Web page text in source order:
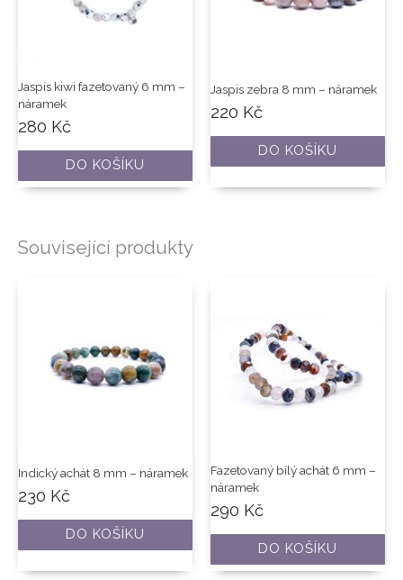
Jaspis kiwi fazetovaný 6 mm –
náramek
280 Kč
DO KOŠÍKU
Jaspis zebra 8 mm – náramek
220 Kč
DO KOŠÍKU
Související produkty
Indický achát 8 mm – náramek
230 Kč
DO KOŠÍKU
Fazetovaný bílý achát 6 mm –
náramek
290 Kč
DO KOŠÍKU